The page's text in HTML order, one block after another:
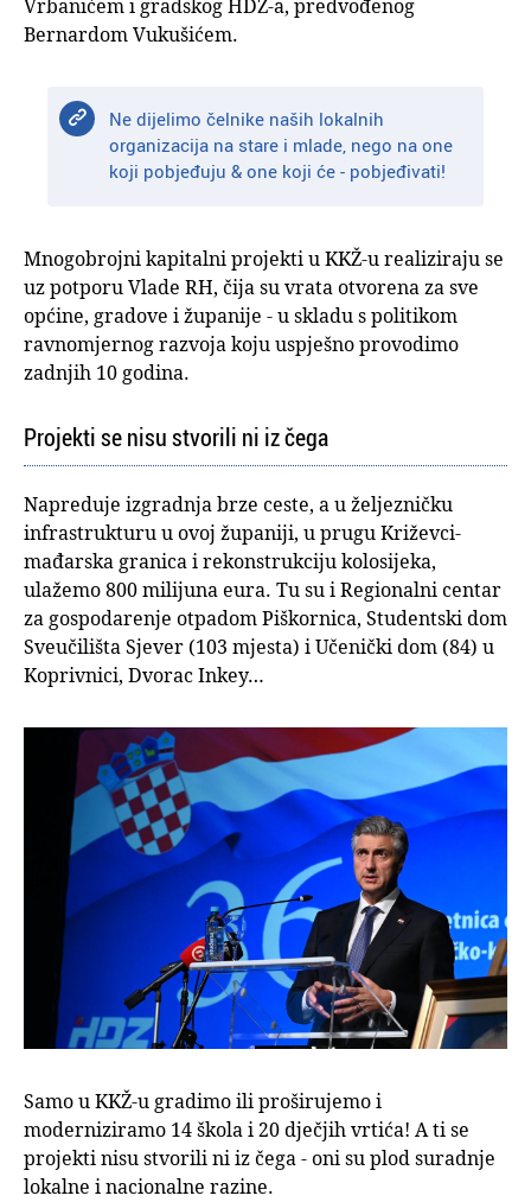
Vrbanićem i gradskog HDZ-a, predvođenog
Bernardom Vukušićem.
Ne dijelimo čelnike naših lokalnih
organizacija na stare i mlade, nego na one
koji pobjeđuju & one koji će - pobjeđivati!
Mnogobrojni kapitalni projekti u KKŽ-u realiziraju se
uz potporu Vlade RH, čija su vrata otvorena za sve
općine, gradove i županije - u skladu s politikom
ravnomjernog razvoja koju uspješno provodimo
zadnjih 10 godina.
Projekti se nisu stvorili ni iz čega
Napreduje izgradnja brze ceste, a u željezničku
infrastrukturu u ovoj županiji, u prugu Križevci-
mađarska granica i rekonstrukciju kolosijeka,
ulažemo 800 milijuna eura. Tu su i Regionalni centar
za gospodarenje otpadom Piškornica, Studentski dom
Sveučilišta Sjever (103 mjesta) i Učenički dom (84) u
Koprivnici, Dvorac Inkey…
Samo u KKŽ-u gradimo ili proširujemo i
moderniziramo 14 škola i 20 dječjih vrtića! A ti se
projekti nisu stvorili ni iz čega - oni su plod suradnje
lokalne i nacionalne razine.